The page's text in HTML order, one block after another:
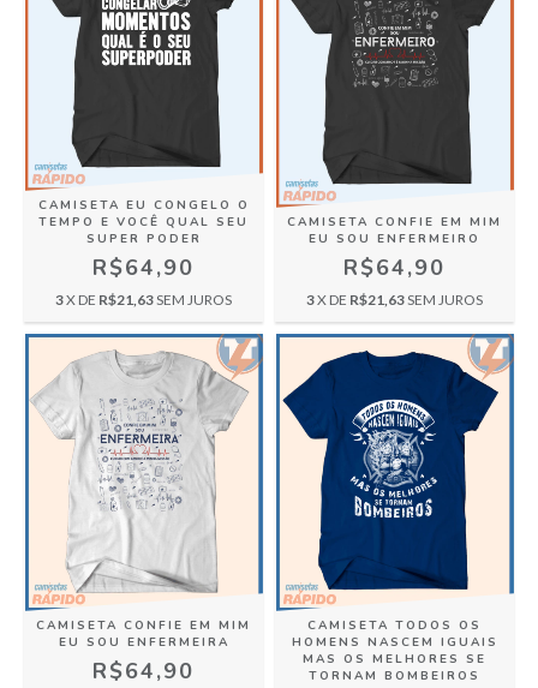
CAMISETA EU CONGELO O
TEMPO E VOCÊ QUAL SEU
SUPER PODER
R$64,90
3X DE R$21,63SEM JUROS
CAMISETA CONFIE EM MIM
EU SOU ENFERMEIRO
R$64,90
3X DE R$21,63SEM JUROS
CAMISETA CONFIE EM MIM
EU SOU ENFERMEIRA
R$64,90
CAMISETA TODOS OS
HOMENS NASCEM IGUAIS
MAS OS MELHORES SE
TORNAM BOMBEIROS